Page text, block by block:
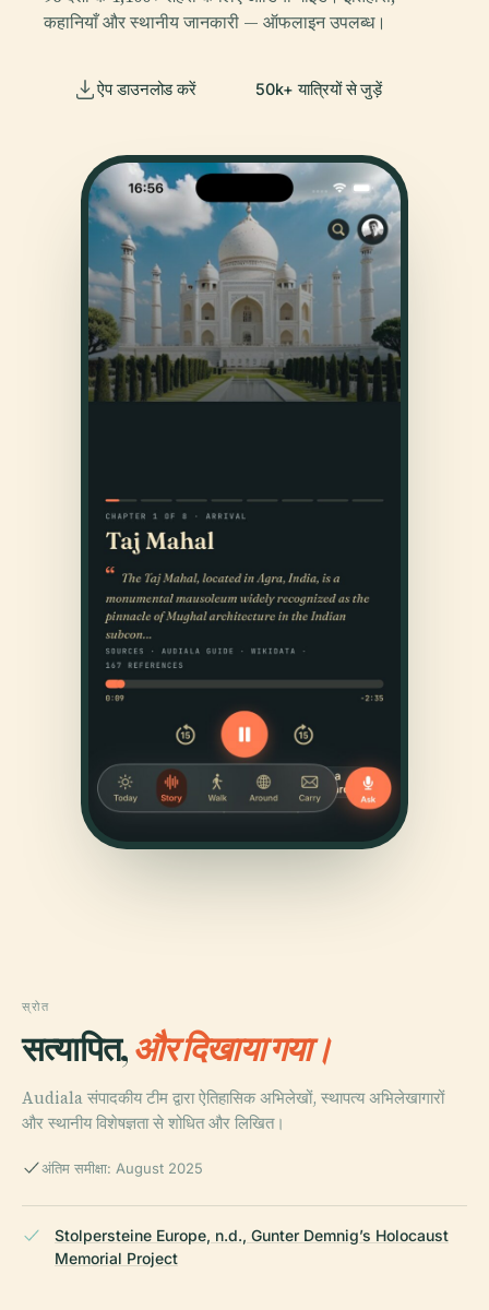
कहानियाँ और स्थानीय जानकारी — ऑफलाइन उपलब्ध।
ऐप डाउनलोड करें 50k+ यात्रियों से जुड़ें
स्रोत
सत्यापित,और दिखाया गया।
Audiala संपादकीय टीम द्वारा ऐतिहासिक अभिलेखों, स्थापत्य अभिलेखागारों
और स्थानीय विशेषज्ञता से शोधित और लिखित।
अंतिम समीक्षा: August 2025
Stolpersteine Europe, n.d., Gunter Demnig’s Holocaust
Memorial Project